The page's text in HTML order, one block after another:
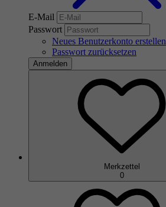
E-Mail
Passwort
Neues Benutzerkonto erstellen
Passwort zurücksetzen
Anmelden
Merkzettel
0